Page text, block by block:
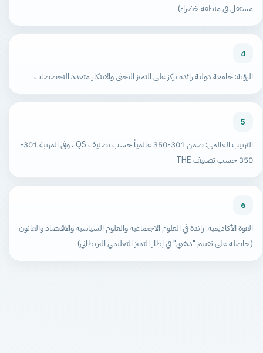
مستقل في منطقة خضراء)
4
الرؤية: جامعة دولية رائدة تركز على التميز البحثي والابتكار متعدد التخصصات
5
الترتيب العالمي: ضمن 301-350 عالمياً حسب تصنيف QS ، وفي المرتبة 301-
350 حسب تصنيف THE
6
القوة الأكاديمية: رائدة في العلوم الاجتماعية والعلوم السياسية والاقتصاد والقانون
(حاصلة على تقييم "ذهبي" في إطار التميز التعليمي البريطاني)